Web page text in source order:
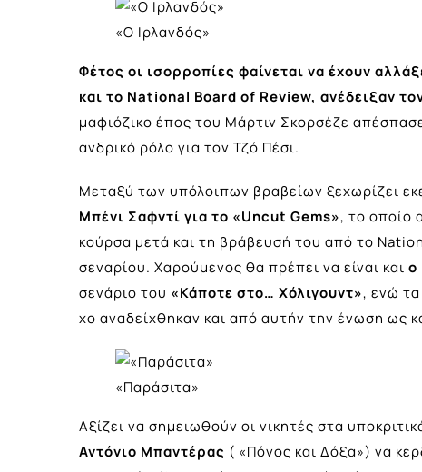
«Ο Ιρλανδός»
Φέτος οι ισορροπίες φαίνεται να έχουν
και το National Board of Review, ανέδειξαν
μαφιόζικο έπος του Μάρτιν Σκορσέζε
ανδρικό ρόλο για τον Τζό Πέσι.
Μεταξύ των υπόλοιπων βραβείων ξεχωρίζει
Μπένι Σαφντί για το «Uncut Gems», το οποίο
κούρσα μετά και τη βράβευσή του από το
σεναρίου. Χαρούμενος θα πρέπει να είναι και ο
σενάριο του «Κάποτε στο… Χόλιγουντ», ενώ
χο αναδείχθηκαν και από αυτήν την ένωση ως
«Παράσιτα»
Αξίζει να σημειωθούν οι νικητές στα
Αντόνιο Μπαντέρας ( «Πόνος και Δόξα») να